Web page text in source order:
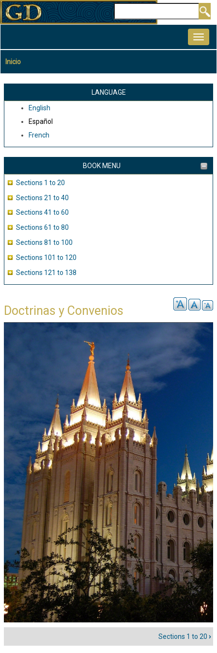
Pasar
al
principal
Sobrescribir
enlaces
ayuda
navegación
Inicio
LANGUAGE
English
Español
French
BOOK MENU
Sections 1 to 20
Sections 21 to 40
Sections 41 to 60
Sections 61 to 80
Sections 81 to 100
Sections 101 to 120
Sections 121 to 138
Doctrinas y Convenios
Enlaces
Sections 1 to 20 ›